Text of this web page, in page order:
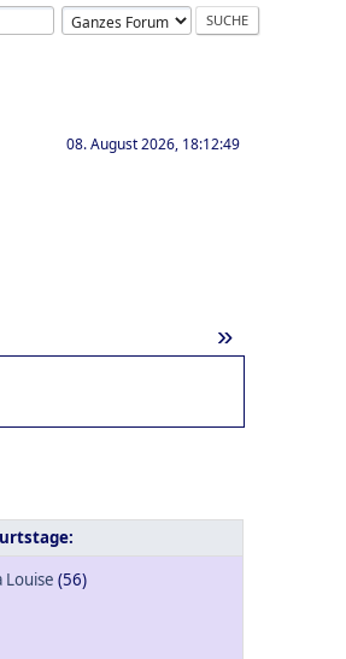
08. August 2026, 18:12:49
»
Louise (56)